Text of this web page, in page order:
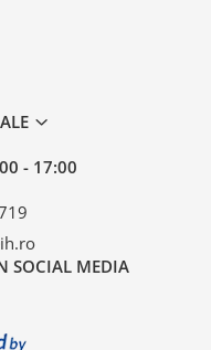
- 17:00
SOCIAL MEDIA